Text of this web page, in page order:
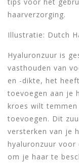
haarverzorging.
Illustratie: Dutch
Hyaluronzuur is
vasthouden van
en -dikte, het
toevoegen aan je
kroes wilt
toevoegen. Dit
versterken van je
hyaluronzuur
om je haar te